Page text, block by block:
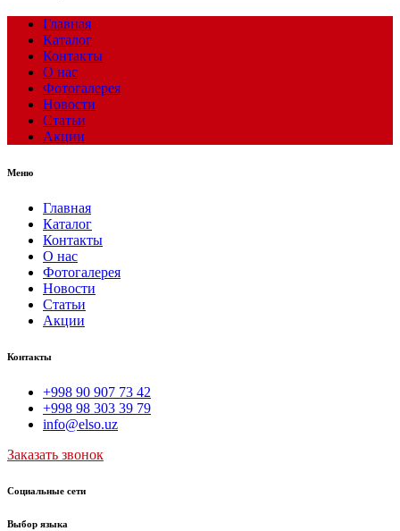
Главная
Каталог
Контакты
О нас
Фотогалерея
Новости
Статьи
Акции
Меню
Главная
Каталог
Контакты
О нас
Фотогалерея
Новости
Статьи
Акции
Контакты
+998 90 907 73 42
+998 98 303 39 79
info@elso.uz
Заказать звонок
Социальные сети
Выбор языка